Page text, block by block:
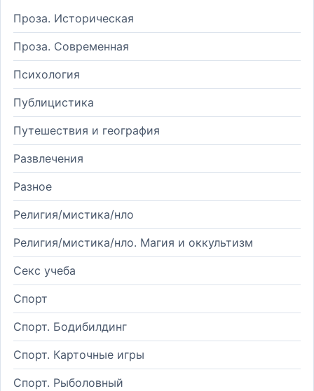
Проза. Историческая
Проза. Современная
Психология
Публицистика
Путешествия и география
Развлечения
Разное
Религия/мистика/нло
Религия/мистика/нло. Магия и оккультизм
Секс учеба
Спорт
Спорт. Бодибилдинг
Спорт. Карточные игры
Спорт. Рыболовный